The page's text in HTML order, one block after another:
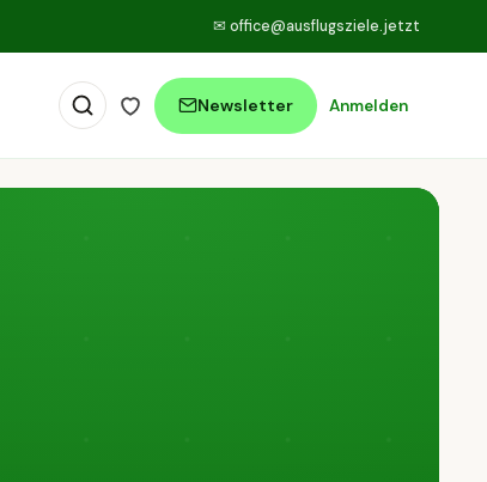
✉ office@ausflugsziele.jetzt
Newsletter Anmelden